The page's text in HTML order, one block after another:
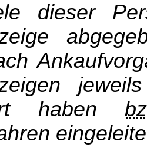
dieser
haben